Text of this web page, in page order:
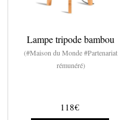
Lampe tripode bambou
(#Maison du Monde #Partenariat
rémunéré)
118€